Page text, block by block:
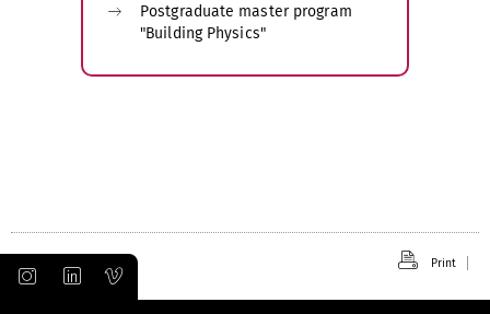
Postgraduate master program
"Building Physics"
Print